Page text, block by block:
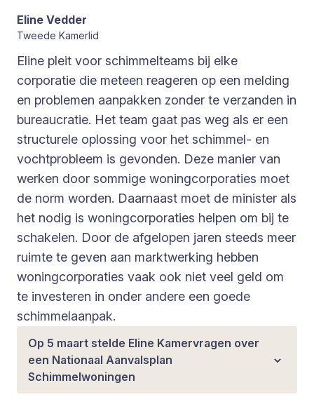
Eline Vedder
Tweede Kamerlid
Eline pleit voor schimmelteams bij elke
corporatie die meteen reageren op een melding
en problemen aanpakken zonder te verzanden in
bureaucratie. Het team gaat pas weg als er een
structurele oplossing voor het schimmel- en
vochtprobleem is gevonden. Deze manier van
werken door sommige woningcorporaties moet
de norm worden. Daarnaast moet de minister als
het nodig is woningcorporaties helpen om bij te
schakelen. Door de afgelopen jaren steeds meer
ruimte te geven aan marktwerking hebben
woningcorporaties vaak ook niet veel geld om
te investeren in onder andere een goede
schimmelaanpak.
Op 5 maart stelde Eline Kamervragen over
een Nationaal Aanvalsplan
Schimmelwoningen